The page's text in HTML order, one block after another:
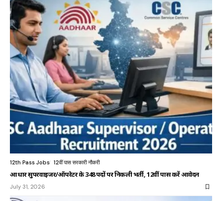
12th Pass Jobs 12वीं पास सरकारी नौकरी
आधार सुपरवाइजर/ऑपरेटर के 348 पदों पर निकली भर्ती, 12वीं पास करें आवेदन
July 31, 2026